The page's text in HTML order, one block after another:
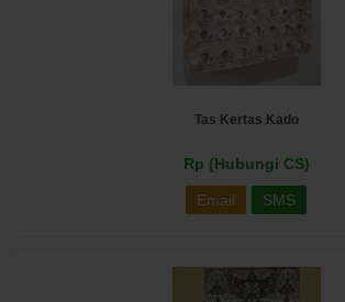
Tas Kertas Kado
Rp (Hubungi CS)
Email SMS